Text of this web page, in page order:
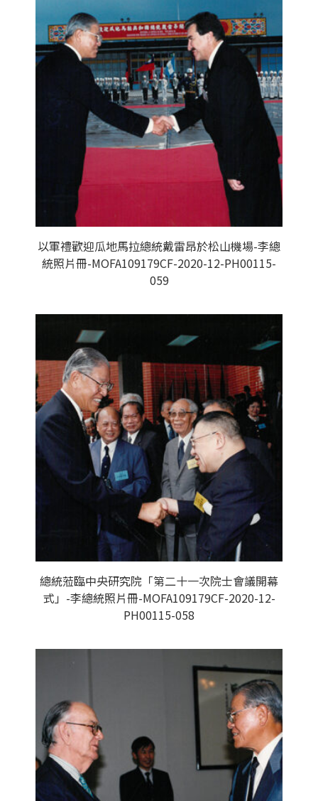
以軍禮歡迎瓜地馬拉總統戴雷昂於松山機場-李總
統照片冊-MOFA109179CF-2020-12-PH00115-
059
總統蒞臨中央研究院「第二十一次院士會議開幕
式」-李總統照片冊-MOFA109179CF-2020-12-
PH00115-058